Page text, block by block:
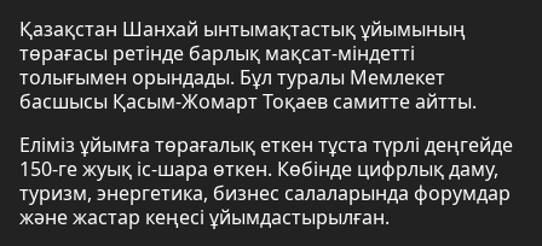
Қазақстан Шанхай ынтымақтастық ұйымының
төрағасы ретінде барлық мақсат-міндетті
толығымен орындады. Бұл туралы Мемлекет
басшысы Қасым-Жомарт Тоқаев самитте айтты.
Еліміз ұйымға төрағалық еткен тұста түрлі деңгейде
150-ге жуық іс-шара өткен. Көбінде цифрлық даму,
туризм, энергетика, бизнес салаларында форумдар
және жастар кеңесі ұйымдастырылған.